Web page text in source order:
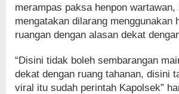
merampas paksa henpon wartawan,
mengatakan dilarang menggunakan
ruangan dengan alasan dekat
“Disini tidak boleh sembarangan
dekat dengan ruang tahanan, disini
viral itu sudah perintah Kapolsek”